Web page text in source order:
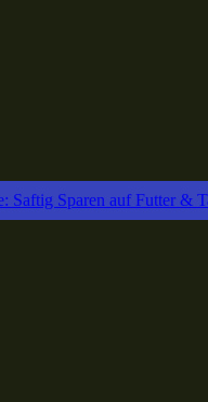
Saftig Sparen auf Futter &